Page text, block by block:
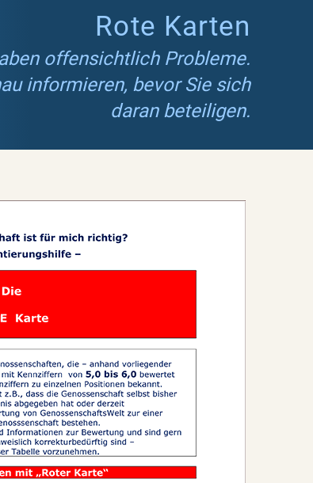
Rote Karten
offensichtlich Probleme.
informieren, bevor Sie sich
daran beteiligen.